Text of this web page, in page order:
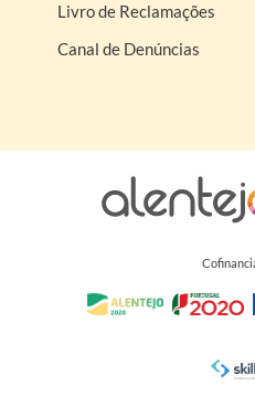
Livro de Reclamações
Canal de Denúncias